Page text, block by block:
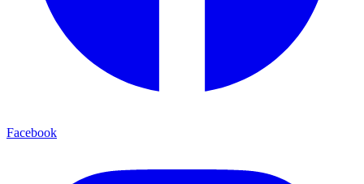
Facebook